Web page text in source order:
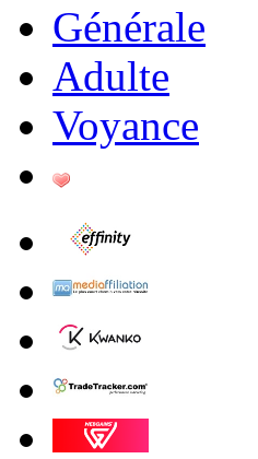
Générale
Adulte
Voyance